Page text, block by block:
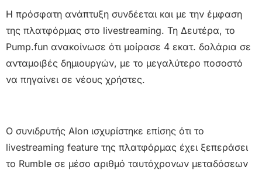
Η πρόσφατη ανάπτυξη συνδέεται και με την έμφαση
της πλατφόρμας στο livestreaming. Τη Δευτέρα, το
Pump.fun ανακοίνωσε ότι μοίρασε 4 εκατ. δολάρια σε
ανταμοιβές δημιουργών, με το μεγαλύτερο ποσοστό
να πηγαίνει σε νέους χρήστες.
Ο συνιδρυτής Alon ισχυρίστηκε επίσης ότι το
livestreaming feature της πλατφόρμας έχει ξεπεράσει
το Rumble σε μέσο αριθμό ταυτόχρονων μεταδόσεων